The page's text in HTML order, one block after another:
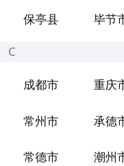
保亭县 毕节
C
成都市 重庆
常州市 承德
常德市 潮州